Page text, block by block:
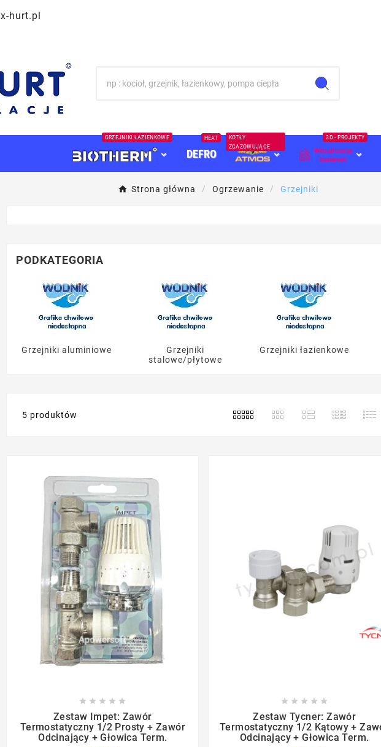
x-hurt.pl
GRZEJNIKI ŁAZIENKOWE
DEFRO
HEAT
KOTŁY
ZGAZOWUJĄCE
3D - PROJEKTY
Strona główna Ogrzewanie Grzejniki
PODKATEGORIA
Grzejniki aluminiowe
Grzejniki
stalowe/płytowe
Grzejniki łazienkowe
5 produktów
    
Zestaw Impet: Zawór
Termostatyczny 1/2 Prosty + Zawór
Odcinający + Głowica Term.
    
Zestaw Tycner: Zawór
Termostatyczny 1/2 Kątowy +
Odcinający + Głowica Term.